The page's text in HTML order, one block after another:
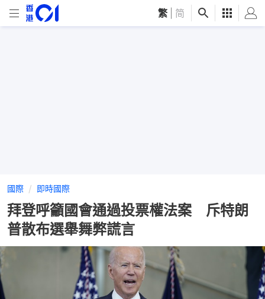
繁 简
國際 即時國際
拜登呼籲國會通過投票權法案 斥特朗
普散布選舉舞弊謊言